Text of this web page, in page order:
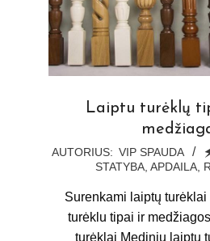
Laiptu turėklų
2020-
AUTORIUS: VIP SPAUDA
STATYBA, APDAILA,
Surenkami laiptų
turėklu tipai ir
turėklai Medinių laiptų